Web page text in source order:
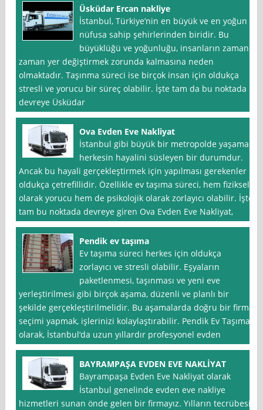
Üsküdar Ercan nakliye
İstanbul, Türkiye’nin en büyük ve en yoğun
nüfusa sahip şehirlerinden biridir. Bu
büyüklüğü ve yoğunluğu, insanların zaman
zaman yer değiştirmek zorunda kalmasına neden
olmaktadır. Taşınma süreci ise birçok insan için oldukça
stresli ve yorucu bir süreç olabilir. İşte tam da bu noktada
devreye Üsküdar
Ova Evden Eve Nakliyat
İstanbul gibi büyük bir metropolde yaşamak
herkesin hayalini süsleyen bir durumdur.
Ancak bu hayali gerçekleştirmek için yapılması gerekenler
oldukça çetrefillidir. Özellikle ev taşıma süreci, hem fiziksel
olarak yorucu hem de psikolojik olarak zorlayıcı olabilir. İşte
tam bu noktada devreye giren Ova Evden Eve Nakliyat,
Pendik ev taşıma
Ev taşıma süreci herkes için oldukça
zorlayıcı ve stresli olabilir. Eşyaların
paketlenmesi, taşınması ve yeni eve
yerleştirilmesi gibi birçok aşama, düzenli ve planlı bir
şekilde gerçekleştirilmelidir. Bu aşamalarda doğru bir firma
seçimi yapmak, işlerinizi kolaylaştırabilir. Pendik Ev Taşıma
olarak, İstanbul‘da uzun yıllardır profesyonel evden
BAYRAMPAŞA EVDEN EVE NAKLİYAT
Bayrampaşa Evden Eve Nakliyat olarak
İstanbul genelinde evden eve nakliye
hizmetleri sunan önde gelen bir firmayız. Yılların tecrübesi